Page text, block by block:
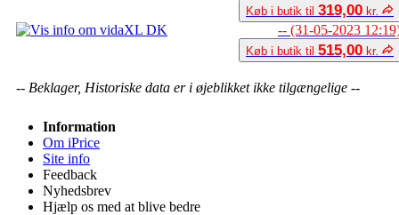
Køb i butik til 319,00 kr.
-- (31-05-2023
Køb i butik til 515,00 kr.
-- Beklager, Historiske data er i øjeblikket ikke tilgængelige --
Information
Om iPrice
Site info
Feedback
Nyhedsbrev
Hjælp os med at blive bedre